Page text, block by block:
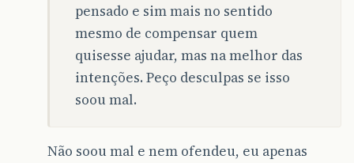
pensado e sim mais no sentido
mesmo de compensar quem
quisesse ajudar, mas na melhor das
intenções. Peço desculpas se isso
soou mal.
Não soou mal e nem ofendeu, eu apenas